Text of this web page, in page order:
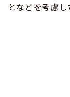
となどを考慮